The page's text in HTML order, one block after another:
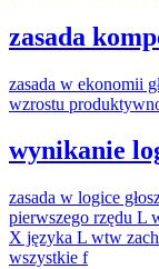
zasada
zasada w ekonomii
wzrostu
wynikanie
zasada w logice
pierwszego rzędu L
X języka L wtw
wszystkie f